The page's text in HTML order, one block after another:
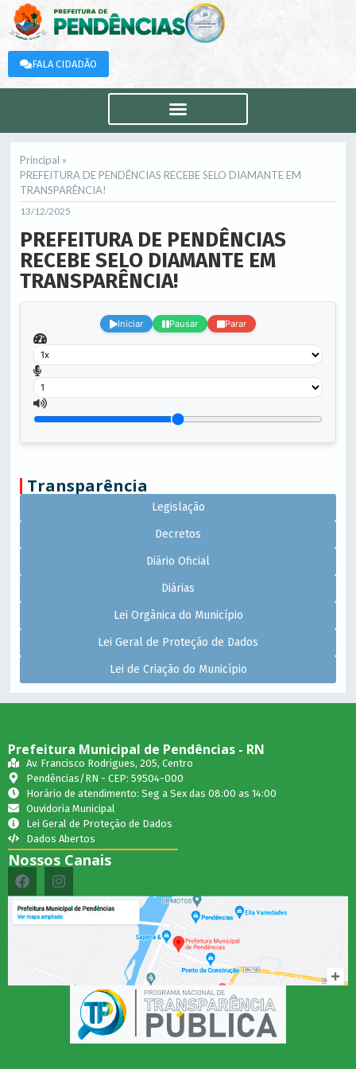
FALA CIDADÃO
Principal »
PREFEITURA DE PENDÊNCIAS RECEBE SELO DIAMANTE EM
TRANSPARÊNCIA!
13/12/2025
PREFEITURA DE PENDÊNCIAS
RECEBE SELO DIAMANTE EM
TRANSPARÊNCIA!
Iniciar Pausar Parar
Transparência
Legislação
Decretos
Diário Oficial
Diárias
Lei Orgânica do Município
Lei Geral de Proteção de Dados
Lei de Criação do Município
Prefeitura Municipal de Pendências - RN
Av. Francisco Rodrigues, 205, Centro
Pendências/RN - CEP: 59504-000
Horário de atendimento: Seg a Sex das 08:00 as 14:00
Ouvidoria Municipal
Lei Geral de Proteção de Dados
Dados Abertos
Nossos Canais